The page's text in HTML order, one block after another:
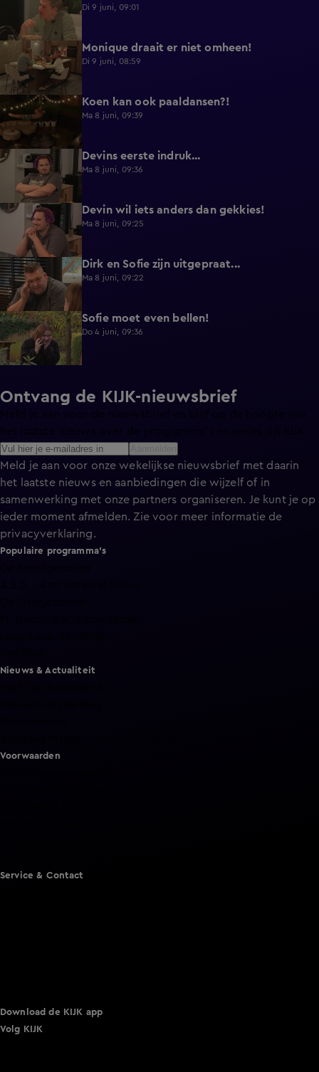
Di 9 juni, 09:01
0:29 Monique draait er niet omheen!
Di 9 juni, 08:59
0:38 Koen kan ook paaldansen?!
Ma 8 juni, 09:39
0:30 Devins eerste indruk...
Ma 8 juni, 09:36
0:25 Devin wil iets anders dan gekkies!
Ma 8 juni, 09:25
0:26 Dirk en Sofie zijn uitgepraat...
Ma 8 juni, 09:22
1:13 Sofie moet even bellen!
Do 4 juni, 09:36
Ontvang de KIJK-nieuwsbrief
Meld je aan voor onze wekelijkse nieuwsbrief met daarin
het laatste nieuws en aanbiedingen die wijzelf of in
samenwerking met onze partners organiseren. Je kunt je op
ieder moment afmelden. Zie voor meer informatie de
privacyverklaring.
Populaire programma's
Nieuws & Actualiteit
Voorwaarden
Service & Contact
Download de KIJK app
Volg KIJK